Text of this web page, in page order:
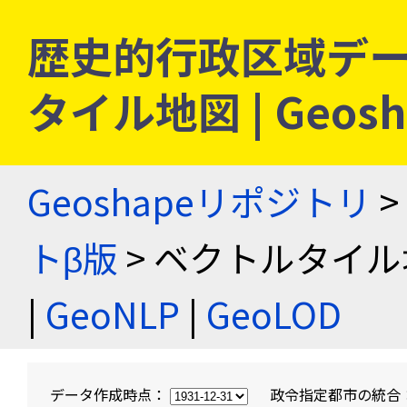
歴史的行政区域デ
タイル地図 |
Geoshapeリポジトリ >
トβ版 > ベクトルタイ
| GeoNLP | GeoLOD
データ作成時点： 政令指定都市の統